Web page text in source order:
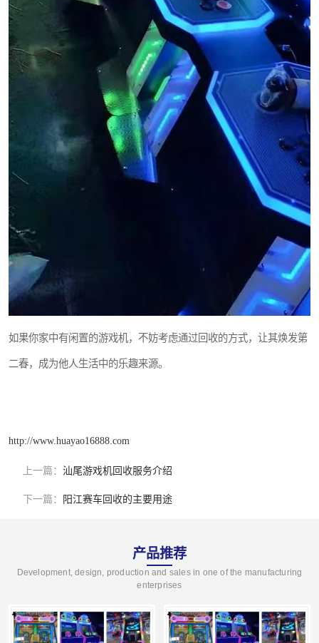
如果你家中有闲置的游戏机，不妨考虑通过回收的方式，让其焕发第
二春，成为他人生活中的乐趣来源。
http://www.huayao16888.com
上一篇： 汕尾游戏机回收服务介绍
下一篇： 阳江赛车回收的主要用途
产品推荐
Development, design, production and sales in one of the manufacturing
enterprises